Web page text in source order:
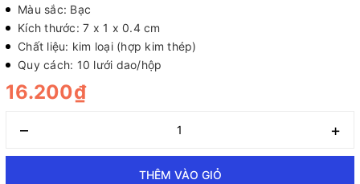
Màu sắc: Bạc
Kích thước: 7 x 1 x 0.4 cm
Chất liệu: kim loại (hợp kim thép)
Quy cách: 10 lưới dao/hộp
16.200₫
– +
THÊM VÀO GIỎ